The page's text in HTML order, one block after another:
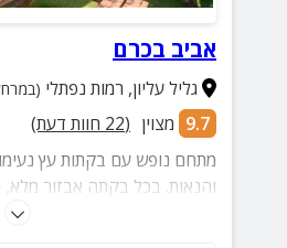
אביב בכרם
גליל עליון, רמות נפתלי (במרחק
9.7 מצוין (
22 חוות דעת)
מתחם נופש עם בקתות עץ
והנאות. בכל בקתה אבזור מלא,
עטופה בטבע ירוק של עמק קדש